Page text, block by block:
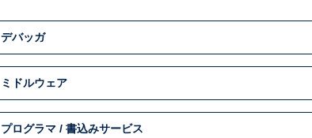
デバッガ
ミドルウェア
プログラマ / 書込みサービス